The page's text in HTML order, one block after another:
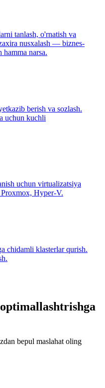
tanlash, o'rnatish va
nusxalash — biznes-
narsa.
berish va sozlash.
uchun kuchli
uchun virtualizatsiya
Hyper-V.
chidamli klasterlar qurish.
bepul maslahat oling